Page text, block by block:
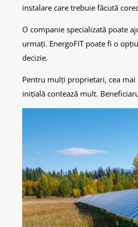
instalare care trebuie făcută
O companie specializată poate
urmați. EnergoFIT poate fi o
decizie.
Pentru mulți proprietari, cea
inițială contează mult.